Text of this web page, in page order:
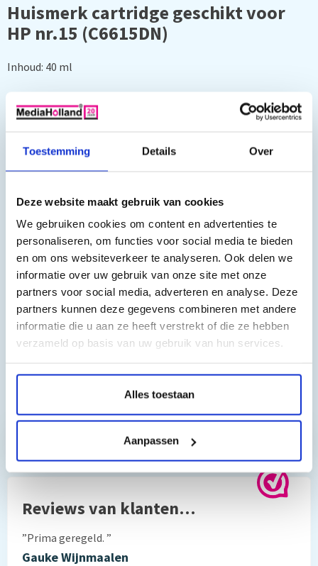
Toestemming Details Over
Deze website maakt gebruik van cookies
We gebruiken cookies om content en advertenties te
personaliseren, om functies voor social media te bieden
en om ons websiteverkeer te analyseren. Ook delen we
informatie over uw gebruik van onze site met onze
partners voor social media, adverteren en analyse. Deze
partners kunnen deze gegevens combineren met andere
informatie die u aan ze heeft verstrekt of die ze hebben
verzameld op basis van uw gebruik van hun services.
Alles toestaan
Aanpassen
Huismerk cartridge geschikt voor
HP nr.15 (C6615DN)
Inhoud: 40 ml
C, DeskJet 812 C, DeskJet 816 C, DeskJet 825 C, DeskJet 825
CVR, DeskJet 840 C, DeskJet 841 C, DeskJet 842 C, DeskJet 843
C, DeskJet 845 C, DeskJet 845 CVR, DeskJet 916 C, DeskJet 920
C, DeskJet 920 CVR, DeskJet 920 CXI, DeskJet 940 C, DeskJet
940 CVR, Digital Copier 310, Fax 1230, Fax 1230 XI, OfficeJet
5105, OfficeJet 5110 A 2 L, OfficeJet 5110, OfficeJet 5110
V, OfficeJet 5110 XI, OfficeJet 950, OfficeJet V30, OfficeJet
V40, OfficeJet V40 XI, OfficeJet V45, PSC 500, PSC 500 XI, PSC
700, PSC 720, PSC 750, PSC 750 XI, PSC 760, PSC 900, PSC
Toch nog een vraag?
Hebt u vragen bij het artikel?
Reviews van klanten…
”Prima geregeld. ”
Gauke Wijnmaalen